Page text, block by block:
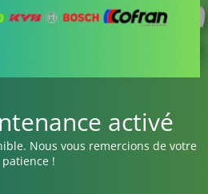
activé
Nous vous remercions de votre
patience !